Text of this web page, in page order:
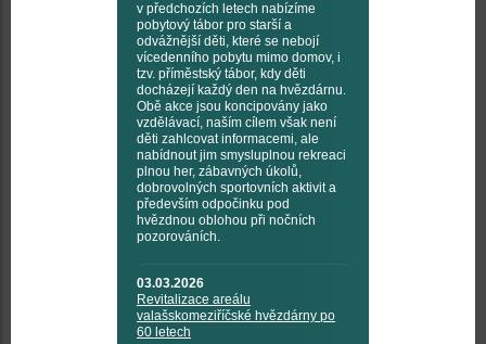
v předchozích letech nabízíme
pobytový tábor pro starší a
odvážnější děti, které se nebojí
vícedenního pobytu mimo domov, i
tzv. příměstský tábor, kdy děti
docházejí každý den na hvězdárnu.
Obě akce jsou koncipovány jako
vzdělávací, naším cílem však není
děti zahlcovat informacemi, ale
nabídnout jim smysluplnou rekreaci
plnou her, zábavných úkolů,
dobrovolných sportovních aktivit a
především odpočinku pod
hvězdnou oblohou při nočních
pozorováních.
03.03.2026
Revitalizace areálu
valašskomeziříčské hvězdárny po
60 letech